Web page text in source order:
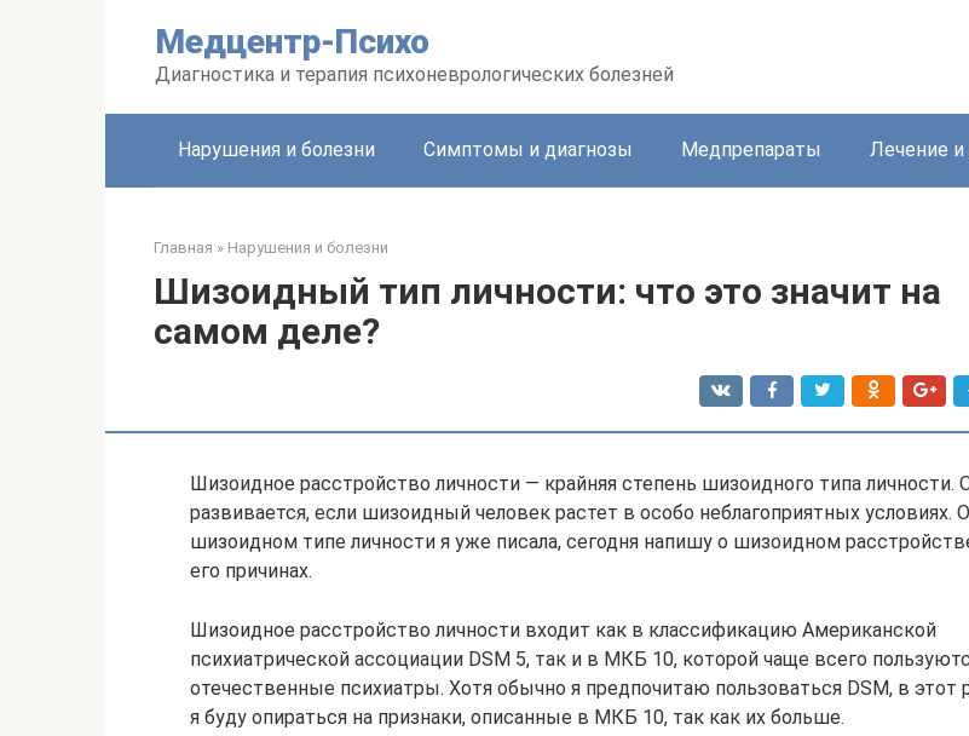
Медцентр-Психо
Диагностика и терапия психоневрологических болезней
Нарушения и болезни Симптомы и диагнозы Медпрепараты Лечение и
Главная » Нарушения и болезни
Шизоидный тип личности: что это значит на
самом деле?
Шизоидное расстройство личности — крайняя степень шизоидного типа личности.
развивается, если шизоидный человек растет в особо неблагоприятных условиях. О
шизоидном типе личности я уже писала, сегодня напишу о шизоидном
его причинах.
Шизоидное расстройство личности входит как в классификацию Американской
психиатрической ассоциации DSM 5, так и в МКБ 10, которой чаще всего
отечественные психиатры. Хотя обычно я предпочитаю пользоваться DSM, в этот
я буду опираться на признаки, описанные в МКБ 10, так как их больше.